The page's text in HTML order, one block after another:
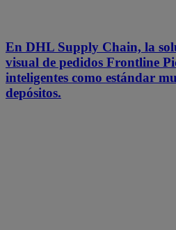
En DHL Supply Chain, la
visual de pedidos Frontline
inteligentes como estándar
depósitos.